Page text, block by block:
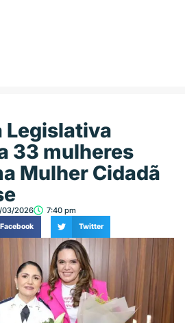
Legislativa
33 mulheres
Mulher Cidadã
03/2026 7:40 pm
Facebook Twitter